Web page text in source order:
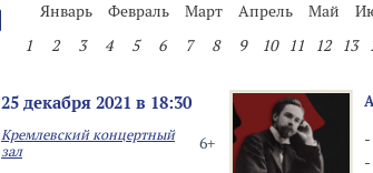
Январь
Февраль Март Апрель Май
1
2 3 4 5 6 7 8 9 10 11 12 13
25 декабря 2021 в 18:30
6+
Кремлевский концертный
зал